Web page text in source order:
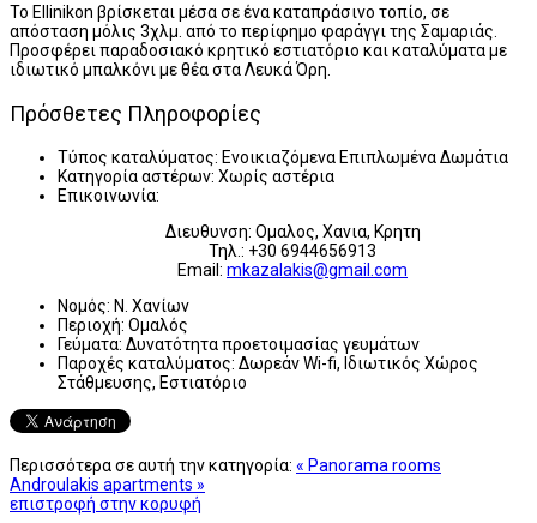
Το Ellinikon βρίσκεται μέσα σε ένα καταπράσινο τοπίο, σε
απόσταση μόλις 3χλμ. από το περίφημο φαράγγι της Σαμαριάς.
Προσφέρει παραδοσιακό κρητικό εστιατόριο και καταλύματα με
ιδιωτικό μπαλκόνι με θέα στα Λευκά Όρη.
Πρόσθετες Πληροφορίες
Τύπος καταλύματος: Ενοικιαζόμενα Επιπλωμένα Δωμάτια
Κατηγορία αστέρων: Χωρίς αστέρια
Επικοινωνία:
Διευθυνση: Ομαλος, Χανια, Κρητη
Τηλ.: +30 6944656913
Email: mkazalakis@gmail.com
Νομός: Ν. Χανίων
Περιοχή: Ομαλός
Γεύματα: Δυνατότητα προετοιμασίας γευμάτων
Παροχές καταλύματος: Δωρεάν Wi-fi, Ιδιωτικός Χώρος
Στάθμευσης, Εστιατόριο
Περισσότερα σε αυτή την κατηγορία: « Panorama rooms
Androulakis apartments »
επιστροφή στην κορυφή